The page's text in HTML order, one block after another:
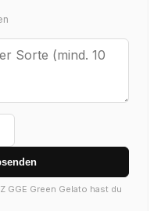
GGE Green Gelato hast du